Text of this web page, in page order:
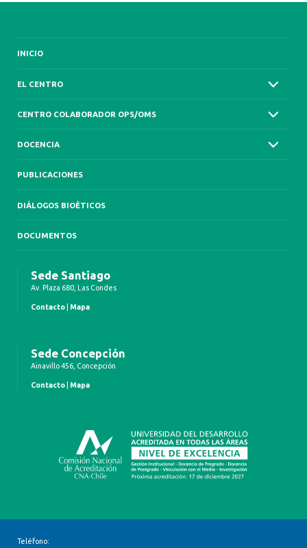
INICIO
EL CENTRO
CENTRO COLABORADOR OPS/OMS
DOCENCIA
PUBLICACIONES
DIÁLOGOS BIOÉTICOS
DOCUMENTOS
Sede Santiago
Av. Plaza 680, Las Condes
Contacto Mapa
Sede Concepción
Ainavillo 456, Concepción
Contacto Mapa
Teléfono: